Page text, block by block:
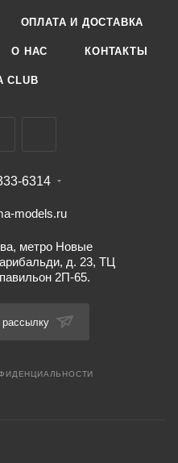
ОПЛАТА И ДОСТАВКА
О НАС КОНТАКТЫ
CLUB
6314
models.ru
метро Новые
д. 23, ТЦ
2П-65.
рассылку